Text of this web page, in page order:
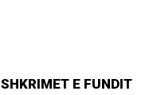
SHKRIMET E FUNDIT